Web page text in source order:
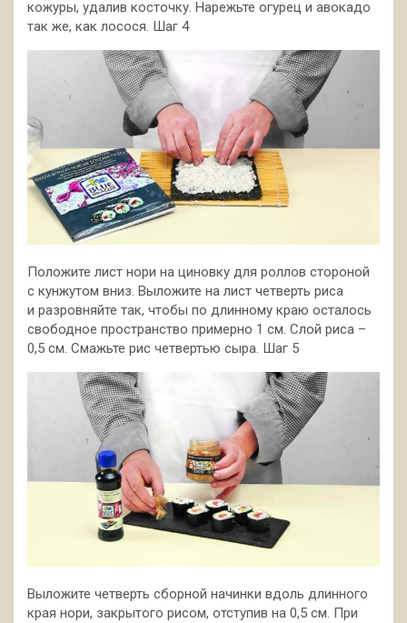
кожуры, удалив косточку. Нарежьте огурец и авокадо
так же, как лосося. Шаг 4
Положите лист нори на циновку для роллов стороной
с кунжутом вниз. Выложите на лист четверть риса
и разровняйте так, чтобы по длинному краю осталось
свободное пространство примерно 1 см. Слой риса –
0,5 см. Смажьте рис четвертью сыра. Шаг 5
Выложите четверть сборной начинки­ вдоль длинного
края нори,­ закрытого рисом, отступив на 0,5 см. При